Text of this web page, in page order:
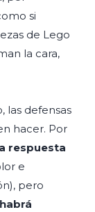
si
de Lego
la cara,
las defensas
hacer. Por
respuesta
e
pero